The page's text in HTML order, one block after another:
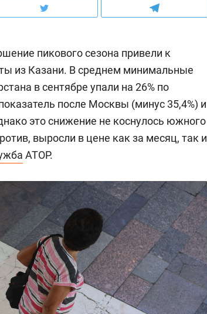
пикового сезона привели к
из Казани. В среднем минимальные
в сентябре упали на 26% по
после Москвы (минус 35,4%) и
это снижение не коснулось южного
выросли в цене как за месяц, так и
АТОР.